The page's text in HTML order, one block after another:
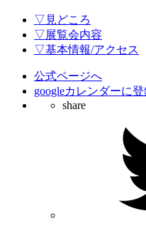
▽見どころ
▽展覧会内容
▽基本情報/アクセス
公式ページへ
googleカレンダーに
share